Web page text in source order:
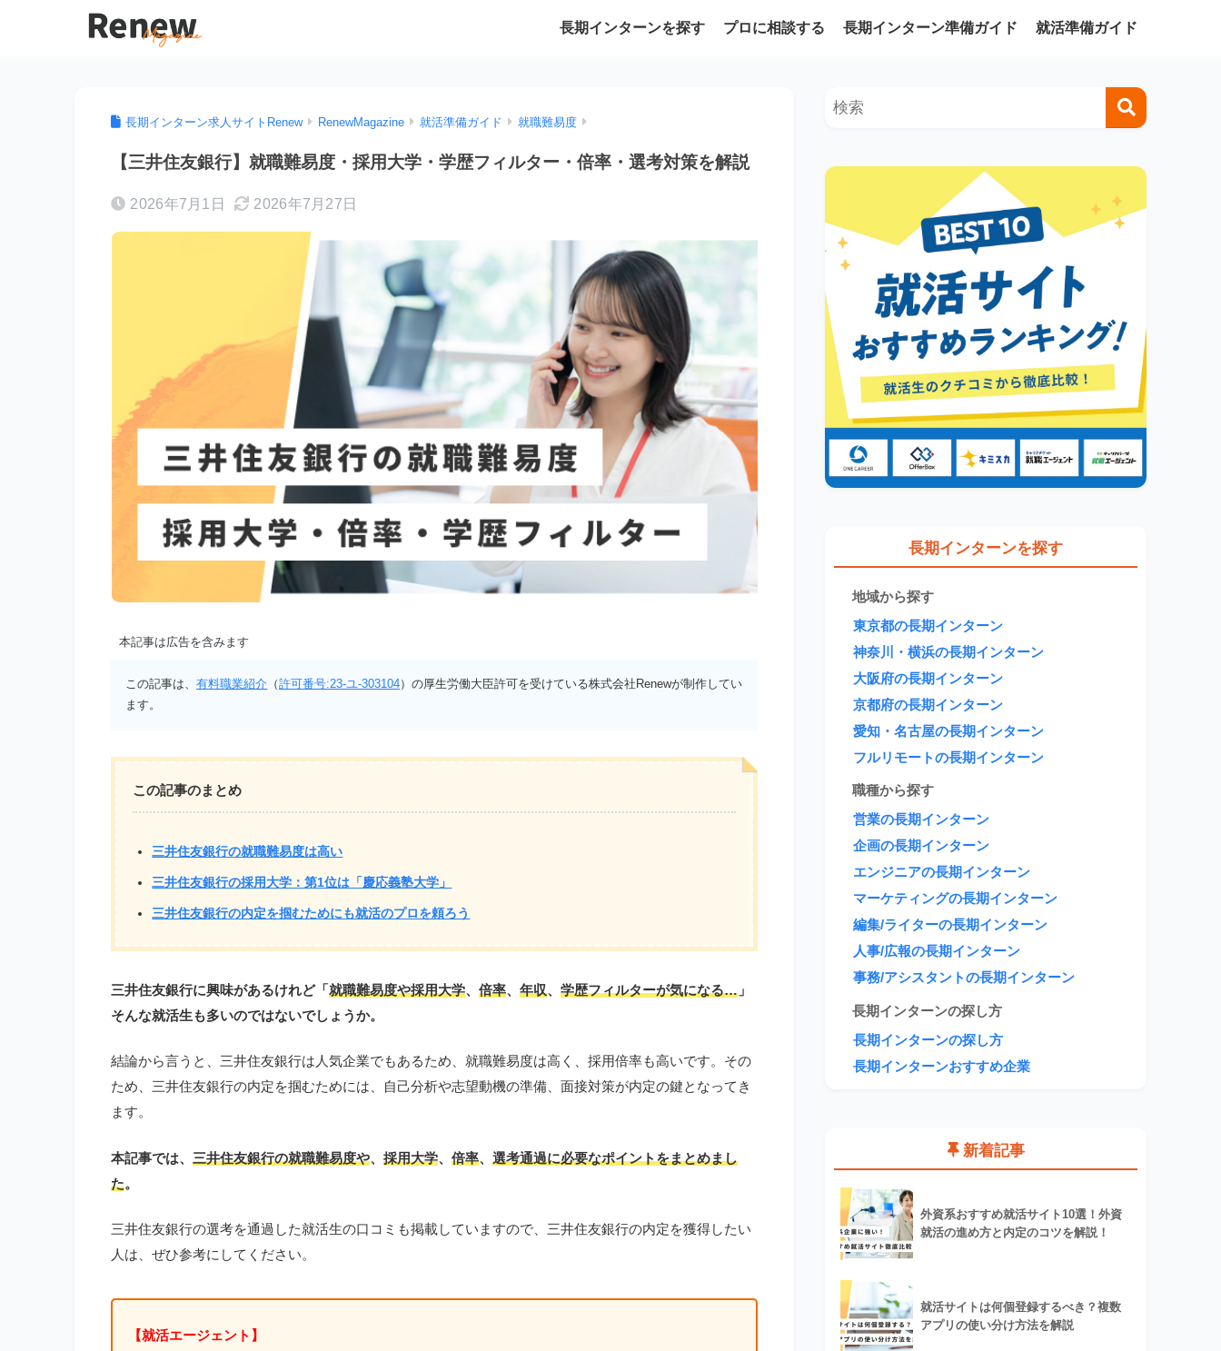
長期インターンを探す プロに相談する 長期インターン準備ガイド 就活準備ガイド
長期インターン求人サイトRenew RenewMagazine 就活準備ガイド 就職難易度
【三井住友銀行】就職難易度・採用大学・学歴フィルター・倍率・選考対策を解説
2026年7月1日 2026年7月27日
本記事は広告を含みます
この記事は、有料職業紹介 （許可番号:23-ユ-303104）の厚生労働大臣許可を受けている株式会社Renewが制作してい
ます。
この記事のまとめ
三井住友銀行の就職難易度は高い
三井住友銀行の採用大学：第1位は「慶応義塾大学」
三井住友銀行の内定を掴むためにも就活のプロを頼ろう
三井住友銀行に興味があるけれど「 就職難易度や採用大学、 倍率、 年収、 学歴フィルターが気になる… 」
そんな就活生も多いのではないでしょうか。
結論から言うと、三井住友銀行は人気企業でもあるため、就職難易度は高く、採用倍率も高いです。その
ため、三井住友銀行の内定を掴むためには、自己分析や志望動機の準備、面接対策が内定の鍵となってき
ます。
本記事では、 三井住友銀行の就職難易度や、 採用大学、 倍率、 選考通過に必要なポイントをまとめまし
た。
三井住友銀行の選考を通過した就活生の口コミも掲載していますので、三井住友銀行の内定を獲得したい
人は、ぜひ参考にしてください。
【就活エージェント】
長期インターンを探す
地域から探す
東京都の長期インターン
神奈川・横浜の長期インターン
大阪府の長期インターン
京都府の長期インターン
愛知・名古屋の長期インターン
フルリモートの長期インターン
職種から探す
営業の長期インターン
企画の長期インターン
エンジニアの長期インターン
マーケティングの長期インターン
編集/ライターの長期インターン
人事/広報の長期インターン
事務/アシスタントの長期インターン
長期インターンの探し方
長期インターンの探し方
長期インターンおすすめ企業
新着記事
外資系おすすめ就活サイト10選！外資
就活の進め方と内定のコツを解説！
就活サイトは何個登録するべき？複数
アプリの使い分け方法を解説